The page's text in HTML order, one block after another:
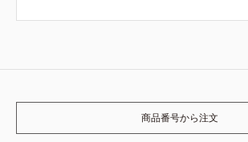
商品番号から注文